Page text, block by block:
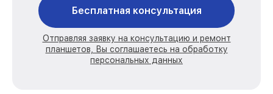
Бесплатная консультация
Отправляя заявку на консультацию и ремонт
планшетов, Вы соглашаетесь на обработку
персональных данных